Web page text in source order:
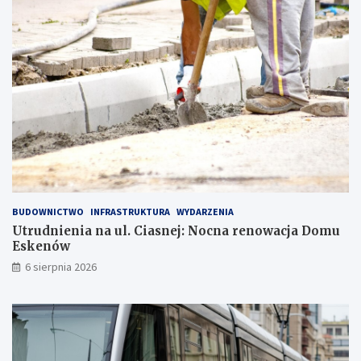
BUDOWNICTWO INFRASTRUKTURA WYDARZENIA
Utrudnienia na ul. Ciasnej: Nocna renowacja Domu
Eskenów
6 sierpnia 2026